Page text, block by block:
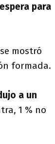
para
mostró
formada.
a un
1 % no